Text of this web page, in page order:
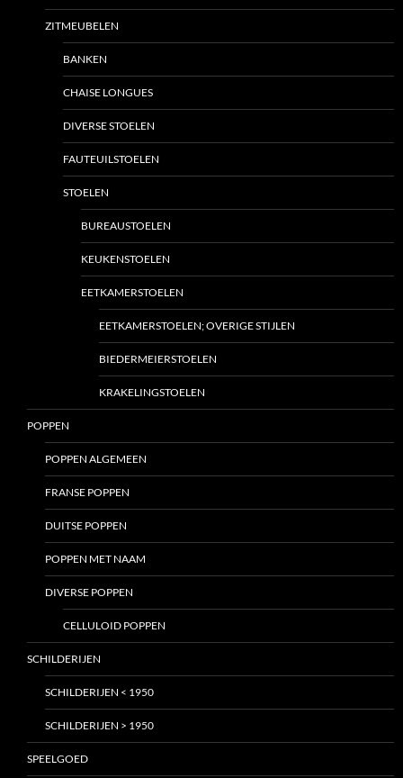
ZITMEUBELEN
BANKEN
CHAISE LONGUES
DIVERSE STOELEN
FAUTEUILSTOELEN
STOELEN
BUREAUSTOELEN
KEUKENSTOELEN
EETKAMERSTOELEN
EETKAMERSTOELEN; OVERIGE STIJLEN
BIEDERMEIERSTOELEN
KRAKELINGSTOELEN
POPPEN
POPPEN ALGEMEEN
FRANSE POPPEN
DUITSE POPPEN
POPPEN MET NAAM
DIVERSE POPPEN
CELLULOID POPPEN
SCHILDERIJEN
SCHILDERIJEN < 1950
SCHILDERIJEN > 1950
SPEELGOED